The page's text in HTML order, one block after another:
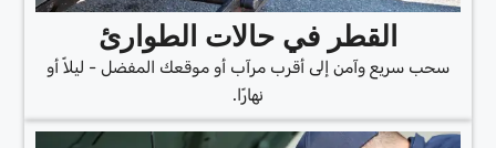
القطر في حالات الطوارئ
سحب سريع وآمن إلى أقرب مرآب أو موقعك المفضل - ليلاً أو
نهارًا.